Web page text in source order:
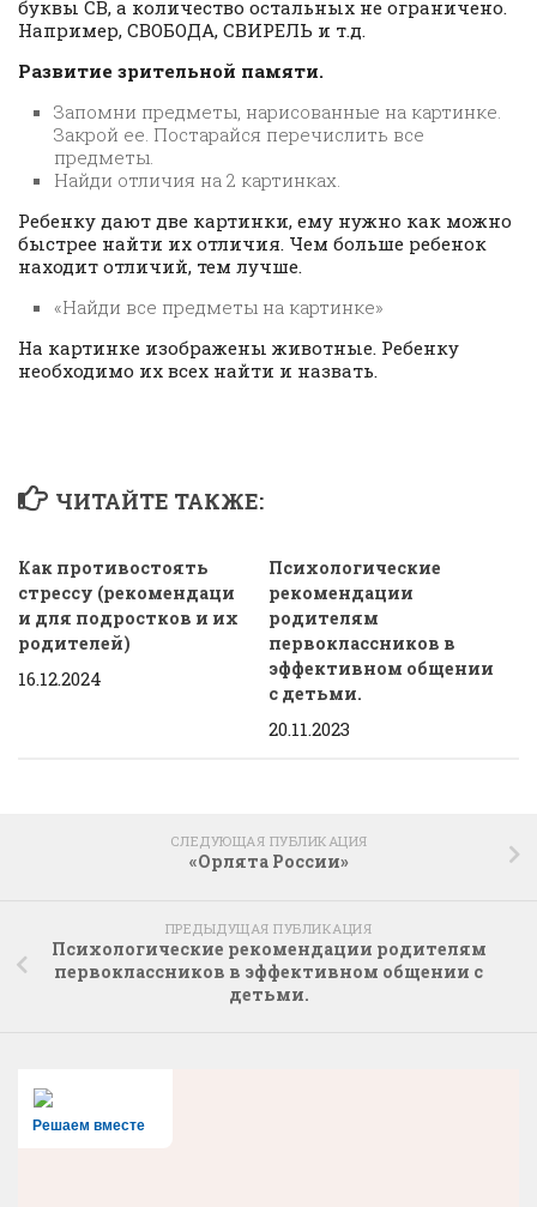
буквы СВ, а количество остальных не ограничено.
Например, СВОБОДА, СВИРЕЛЬ и т.д.
Развитие зрительной памяти.
Запомни предметы, нарисованные на картинке.
Закрой ее. Постарайся перечислить все
предметы.
Найди отличия на 2 картинках.
Ребенку дают две картинки, ему нужно как можно
быстрее найти их отличия. Чем больше ребенок
находит отличий, тем лучше.
«Найди все предметы на картинке»
На картинке изображены животные. Ребенку
необходимо их всех найти и назвать.
ЧИТАЙТЕ ТАКЖЕ:
Как противостоять
стрессу (рекомендаци
и для подростков и их
родителей)
16.12.2024
Психологические
рекомендации
родителям
первоклассников в
эффективном общении
с детьми.
20.11.2023
СЛЕДУЮЩАЯ ПУБЛИКАЦИЯ
«Орлята России»
ПРЕДЫДУЩАЯ ПУБЛИКАЦИЯ
Психологические рекомендации родителям
первоклассников в эффективном общении с
детьми.
Решаем вместе